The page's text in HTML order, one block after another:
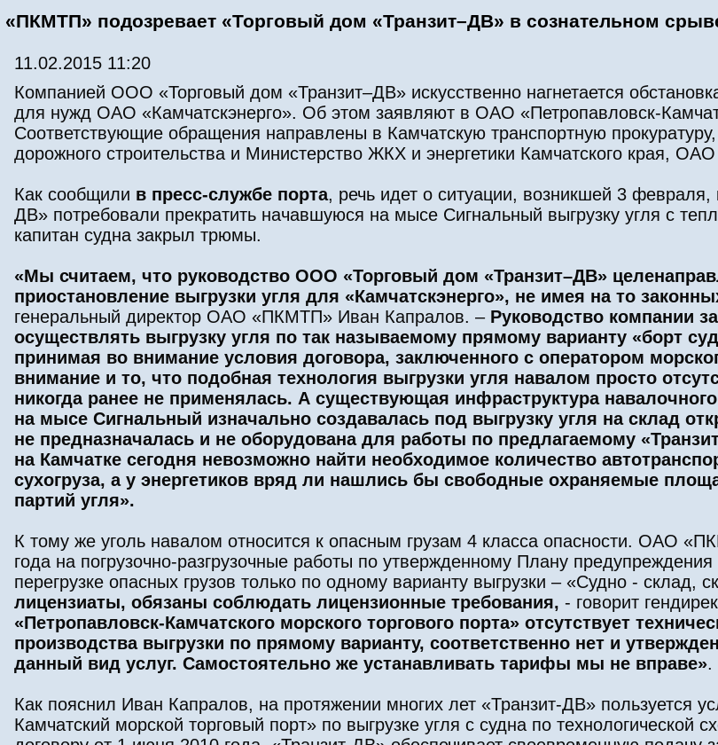
«ПКМТП» подозревает «Торговый дом «Транзит–ДВ» в сознательном
11.02.2015 11:20
Компанией ООО «Торговый дом «Транзит–ДВ» искусственно нагнетается
для нужд ОАО «Камчатскэнерго». Об этом заявляют в ОАО «Петропавловск-
Соответствующие обращения направлены в Камчатскую транспортную
дорожного строительства и Министерство ЖКХ и энергетики Камчатского края, ОАО
Как сообщили в пресс-службе порта, речь идет о ситуации, возникшей 3 февраля,
ДВ» потребовали прекратить начавшуюся на мысе Сигнальный выгрузку угля с
капитан судна закрыл трюмы.
«Мы считаем, что руководство ООО «Торговый дом «Транзит–ДВ»
приостановление выгрузки угля для «Камчатскэнерго», не имея на то
генеральный директор ОАО «ПКМТП» Иван Капралов. – Руководство компании
осуществлять выгрузку угля по так называемому прямому варианту «борт
принимая во внимание условия договора, заключенного с оператором
внимание и то, что подобная технология выгрузки угля навалом просто
никогда ранее не применялась. А существующая инфраструктура
на мысе Сигнальный изначально создавалась под выгрузку угля на склад
не предназначалась и не оборудована для работы по предлагаемому
на Камчатке сегодня невозможно найти необходимое количество
сухогруза, а у энергетиков вряд ли нашлись бы свободные охраняемые
партий угля».
К тому же уголь навалом относится к опасным грузам 4 класса опасности. ОАО
года на погрузочно-разгрузочные работы по утвержденному Плану
перегрузке опасных грузов только по одному варианту выгрузки – «Судно - склад,
лицензиаты, обязаны соблюдать лицензионные требования, - говорит
«Петропавловск-Камчатского морского торгового порта» отсутствует
производства выгрузки по прямому варианту, соответственно нет и
данный вид услуг. Самостоятельно же устанавливать тарифы мы не вправе».
Как пояснил Иван Капралов, на протяжении многих лет «Транзит-ДВ» пользуется
Камчатский морской торговый порт» по выгрузке угля с судна по технологической